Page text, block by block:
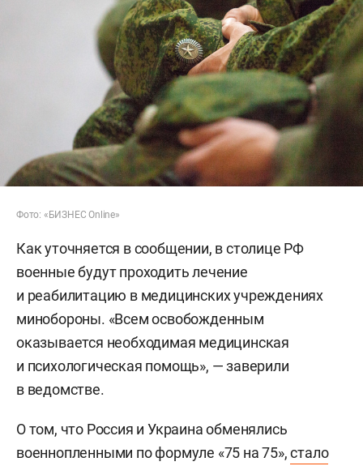
Фото: «БИЗНЕС Online»
Как уточняется в сообщении, в столице РФ
военные будут проходить лечение
и реабилитацию в медицинских учреждениях
минобороны. «Всем освобожденным
оказывается необходимая медицинская
и психологическая помощь», — заверили
в ведомстве.
О том, что Россия и Украина обменялись
военнопленными по формуле «75 на 75»,стало